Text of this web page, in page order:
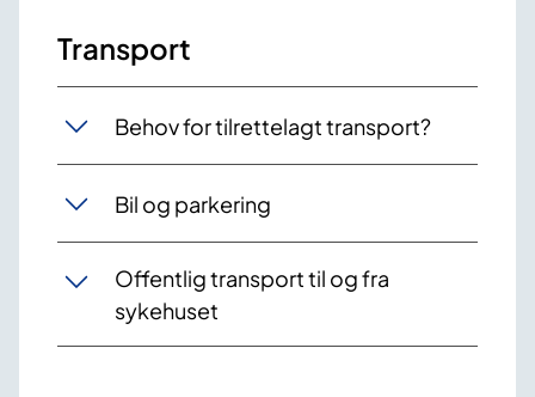
Transport
Behov for tilrettelagt transport?
Bil og parkering
Offentlig transport til og fra
sykehuset